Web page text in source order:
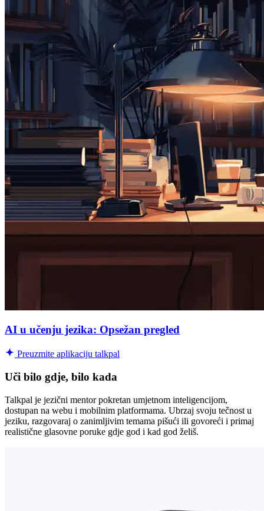
AI u učenju jezika: Opsežan pregled
Preuzmite aplikaciju talkpal
Uči bilo gdje, bilo kada
Talkpal je jezični mentor pokretan umjetnom inteligencijom,
dostupan na webu i mobilnim platformama. Ubrzaj svoju tečnost u
jeziku, razgovaraj o zanimljivim temama pišući ili govoreći i primaj
realistične glasovne poruke gdje god i kad god želiš.